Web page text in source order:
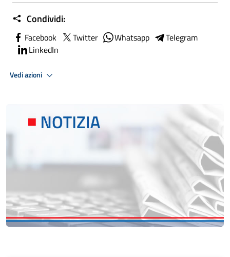
Condividi:
Facebook Twitter Whatsapp
Telegram
LinkedIn
Vedi azioni